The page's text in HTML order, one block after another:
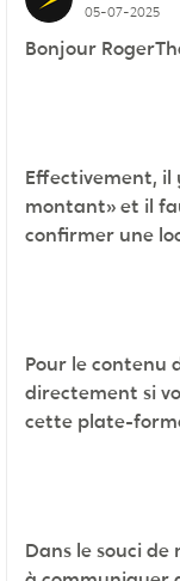
05-07-2025
Bonjour
Effectivement, il
montant» et il
confirmer une
Pour le contenu
directement si
cette plate-
Dans le souci de